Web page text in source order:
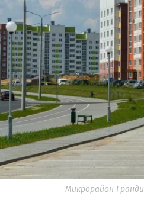
Микрорайон